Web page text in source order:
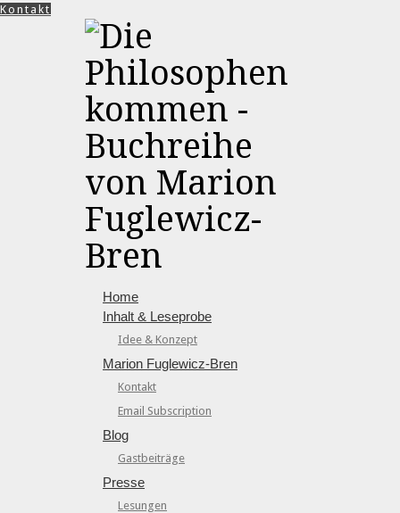
Kontakt
Home
Inhalt & Leseprobe
Idee & Konzept
Marion Fuglewicz-Bren
Kontakt
Email Subscription
Blog
Gastbeiträge
Presse
Lesungen